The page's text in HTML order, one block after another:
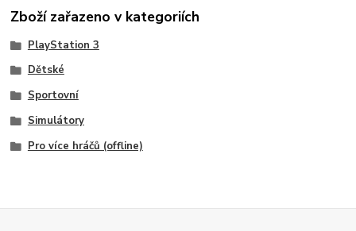
Zboží zařazeno v kategoriích
PlayStation 3
Dětské
Sportovní
Simulátory
Pro více hráčů (offline)